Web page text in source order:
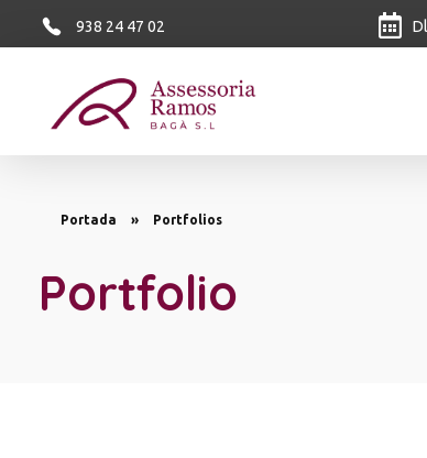
938 24 47 02
Portada » Portfolios
Portfolio